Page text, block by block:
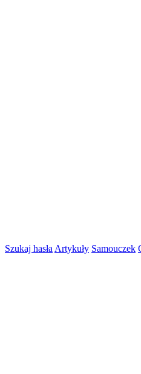
Szukaj hasła Artykuły Samouczek